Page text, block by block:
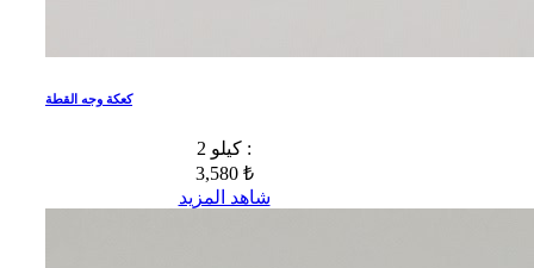
كعكة وجه القطة
2 كيلو :
3,580 ₺
شاهد المزيد